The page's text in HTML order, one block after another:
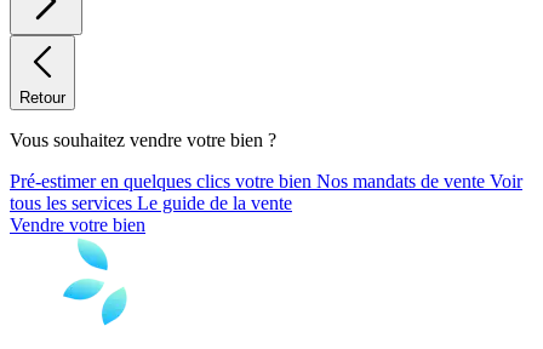
Retour
Vous souhaitez vendre votre bien ?
Pré-estimer en quelques clics votre bien Nos mandats de vente Voir
tous les services Le guide de la vente
Vendre votre bien